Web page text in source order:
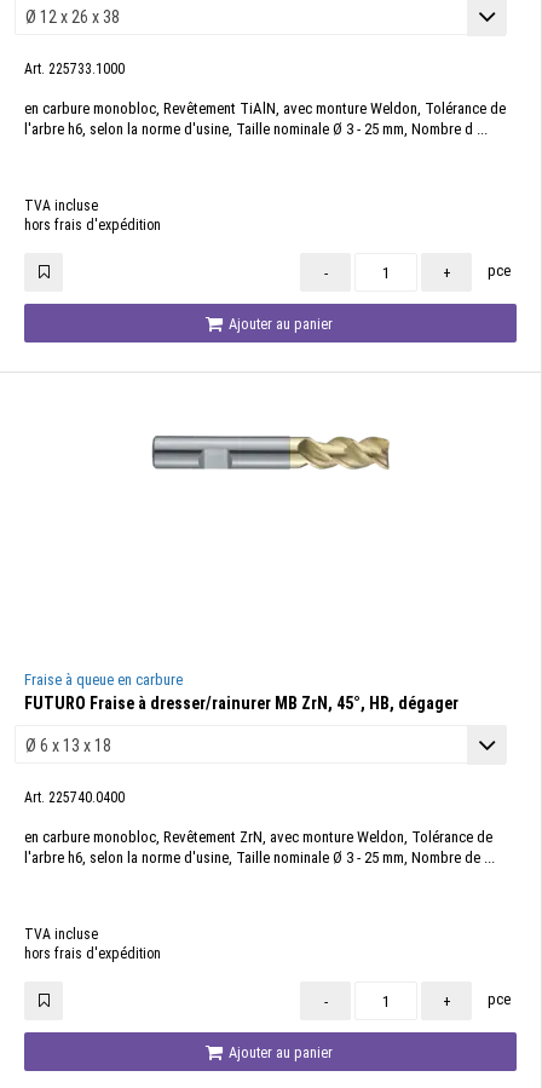
Art. 225733.1000
en carbure monobloc, Revêtement TiAlN, avec monture Weldon, Tolérance de
l'arbre h6, selon la norme d'usine, Taille nominale Ø 3 - 25 mm, Nombre d ...
TVA incluse
hors frais d'expédition
- + pce
Ajouter au panier
Fraise à queue en carbure
FUTURO Fraise à dresser/rainurer MB ZrN, 45°, HB, dégager
Art. 225740.0400
en carbure monobloc, Revêtement ZrN, avec monture Weldon, Tolérance de
l'arbre h6, selon la norme d'usine, Taille nominale Ø 3 - 25 mm, Nombre de ...
TVA incluse
hors frais d'expédition
- + pce
Ajouter au panier